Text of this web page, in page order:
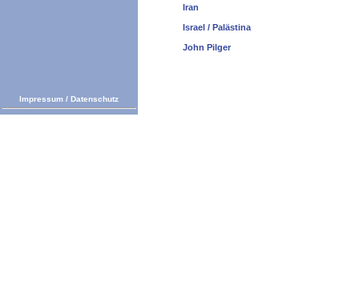
Iran
Israel / Palästina
John Pilger
Impressum / Datenschutz